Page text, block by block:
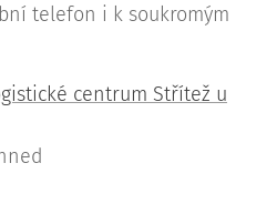
telefon i k soukromým
centrum Střítež u